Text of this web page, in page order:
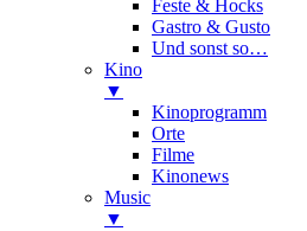
Feste & Hocks
Gastro & Gusto
Und sonst so…
Kino
▼
Kinoprogramm
Orte
Filme
Kinonews
Music
▼